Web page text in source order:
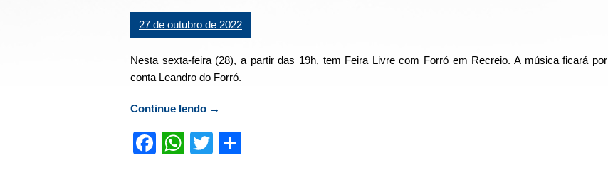
27 de outubro de 2022
Nesta sexta-feira (28), a partir das 19h, tem Feira Livre com Forró em Recreio. A música ficará por
conta Leandro do Forró.
Continue lendo “Nesta sexta-feira (28) tem Feira Livre com Forró em Recreio”
→
Facebook
WhatsApp
Twitter